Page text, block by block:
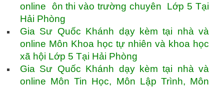
online ôn thi vào trường chuyên Lớp 5 Tại
Hải Phòng
Gia Sư Quốc Khánh dạy kèm tại nhà và
online Môn Khoa học tự nhiên và khoa học
xã hội Lớp 5 Tại Hải Phòng
Gia Sư Quốc Khánh dạy kèm tại nhà và
online Môn Tin Học, Môn Lập Trình, Môn